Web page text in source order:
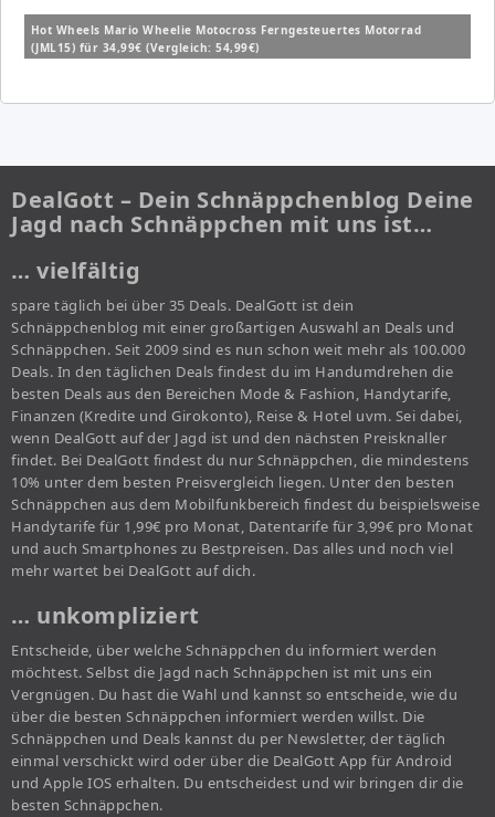
Hot Wheels Mario Wheelie Motocross Ferngesteuertes Motorrad
(JML15) für 34,99€ (Vergleich: 54,99€)
DealGott – Dein Schnäppchenblog Deine
Jagd nach Schnäppchen mit uns ist…
… vielfältig
spare täglich bei über 35 Deals. DealGott ist dein
Schnäppchenblog mit einer großartigen Auswahl an Deals und
Schnäppchen. Seit 2009 sind es nun schon weit mehr als 100.000
Deals. In den täglichen Deals findest du im Handumdrehen die
besten Deals aus den Bereichen Mode & Fashion, Handytarife,
Finanzen (Kredite und Girokonto), Reise & Hotel uvm. Sei dabei,
wenn DealGott auf der Jagd ist und den nächsten Preisknaller
findet. Bei DealGott findest du nur Schnäppchen, die mindestens
10% unter dem besten Preisvergleich liegen. Unter den besten
Schnäppchen aus dem Mobilfunkbereich findest du beispielsweise
Handytarife für 1,99€ pro Monat, Datentarife für 3,99€ pro Monat
und auch Smartphones zu Bestpreisen. Das alles und noch viel
mehr wartet bei DealGott auf dich.
… unkompliziert
Entscheide, über welche Schnäppchen du informiert werden
möchtest. Selbst die Jagd nach Schnäppchen ist mit uns ein
Vergnügen. Du hast die Wahl und kannst so entscheide, wie du
über die besten Schnäppchen informiert werden willst. Die
Schnäppchen und Deals kannst du per Newsletter, der täglich
einmal verschickt wird oder über die DealGott App für Android
und Apple IOS erhalten. Du entscheidest und wir bringen dir die
besten Schnäppchen.